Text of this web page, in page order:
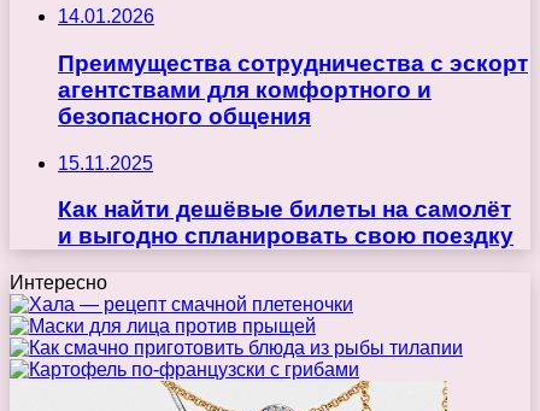
14.01.2026
Преимущества сотрудничества с эскорт
агентствами для комфортного и
безопасного общения
15.11.2025
Как найти дешёвые билеты на самолёт
и выгодно спланировать свою поездку
Интересно